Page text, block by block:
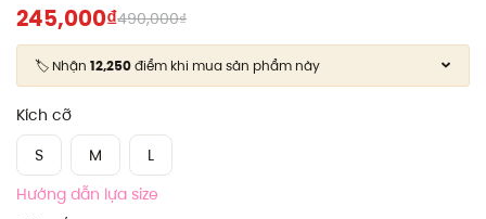
245,000₫490,000₫
🏷️ Nhận 12,250điểm khi mua sản phẩm này
Kích cỡ
S
M
L
Hướng dẫn lựa size